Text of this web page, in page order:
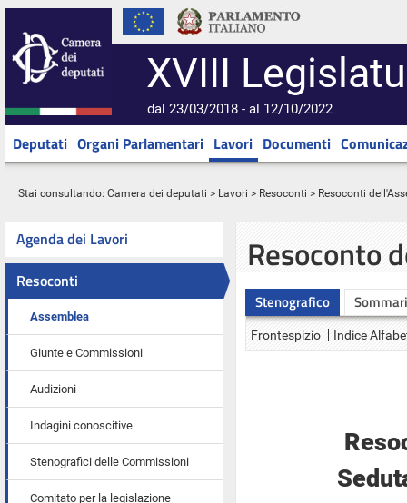
XVIII
dal 23/03/2018 - al 12/10/2022
Deputati Organi Parlamentari Lavori Documenti
Stai consultando: Camera dei deputati > Lavori > Resoconti > Resoconti
Agenda dei Lavori
Resoconti
Assemblea
Giunte e Commissioni
Audizioni
Indagini conoscitive
Stenografici delle Commissioni
Comitato per la legislazione
Resoconto
Stenografico
Frontespizio Indice